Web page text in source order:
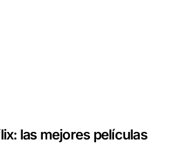
las mejores películas